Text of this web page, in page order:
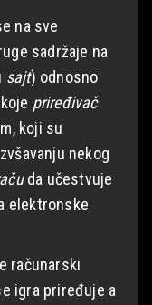
na sve
sadržaje na
sajt) odnosno
priređivač
koji su
nekog
da učestvuje
elektronske
računarski
igra priređuje a